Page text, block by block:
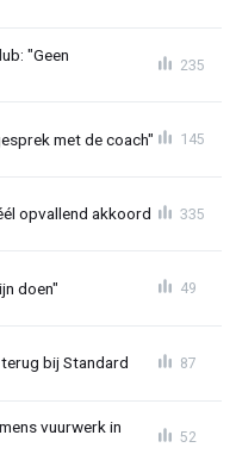
"Geen
235
met de coach" 145
opvallend akkoord 335
doen" 49
bij Standard 87
vuurwerk in
52